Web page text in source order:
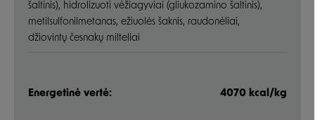
šaltinis), hidrolizuoti vėžiagyviai (gliukozamino šaltinis),
metilsulfonilmetanas, ežiuolės šaknis, raudonėliai,
džiovintų česnakų milteliai
Energetinė vertė: 4070 kcal/kg